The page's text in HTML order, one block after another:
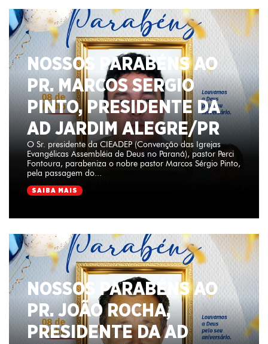
NOSSOS PARABÉNS AO
PR. MARCOS SERGIO
PINTO, PRESIDENTE DA
AD JARDIM ALEGRE/PR
O Sr. presidente da CIEADEP (Convenção das Igrejas
Evangélicas Assembléia de Deus no Paraná), pastor Perci
Fontoura, parabeniza o nobre pastor Marcos Sérgio Pinto,
pela passagem do...
SAIBA MAIS
NOSSOS PARABÉNS AO
PR. JOÃO ROCHA,
PRESIDENTE DA AD